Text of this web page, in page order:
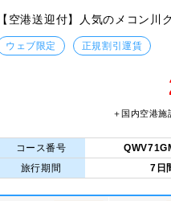
【空港送迎付】人気のメコン川
ウェブ限定 正規割引運賃
＋国内空港
コース番号
旅行期間
7日